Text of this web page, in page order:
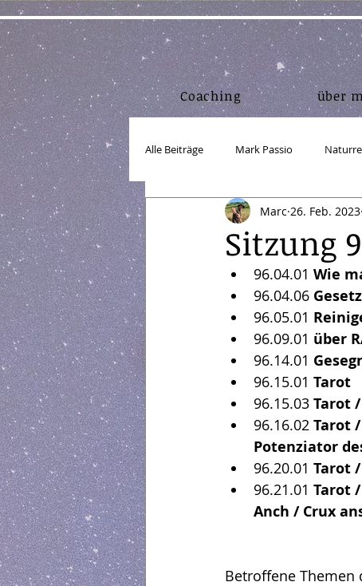
Coaching über
Alle Beiträge Mark Passio
Lebensmittel Bewegung/Körper
Körper in Form
Marketing
Workflow - Arbeitsfluss
Sitzung
Marc 26. Feb. 2023
96.04.01 Wie
96.04.06
96.05.01
96.09.01 über
96.14.01
96.15.01 Tarot
96.15.03 Tarot
96.16.02 Tarot
Potenziator
96.20.01 Tarot
96.21.01 Tarot
Anch / Crux
Betroffene Themen